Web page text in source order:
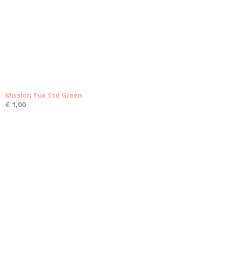
Mission Tux Std Green
€ 1,00